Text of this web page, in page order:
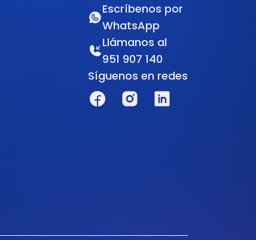
Escríbenos por
WhatsApp
Llámanos al
951 907 140
Síguenos en redes